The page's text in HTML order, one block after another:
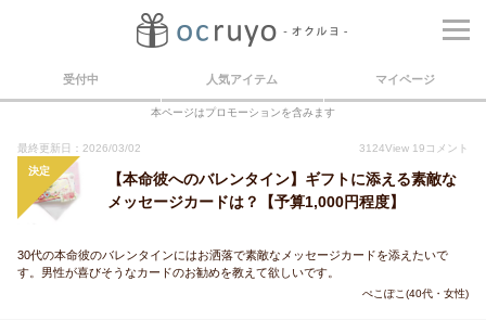
受付中 人気アイテム マイページ
本ページはプロモーションを含みます
最終更新日：2026/03/02 3124View 19 コメント
決定
【本命彼へのバレンタイン】ギフトに添える素敵な
メッセージカードは？【予算1,000円程度】
30代の本命彼のバレンタインにはお洒落で素敵なメッセージカードを添えたいで
す。男性が喜びそうなカードのお勧めを教えて欲しいです。
ぺこぽこ(40代・女性)